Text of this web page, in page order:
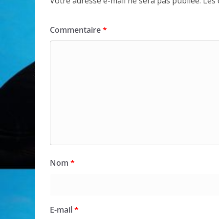
Commentaire*
Nom *
E-mail*